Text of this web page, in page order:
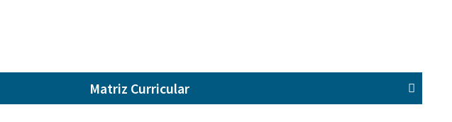
Matriz Curricular